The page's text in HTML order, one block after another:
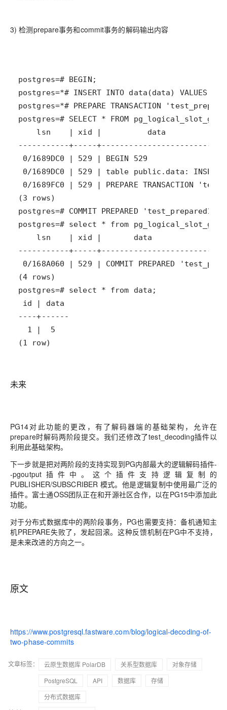
3)检测prepare事务和commit事务的解码输出内容
(1 row)
未来
PG14对此功能的更改，有了解码器端的基础架构，允许在
prepare时解码两阶段提交。我们还修改了test_decoding插件以
利用此基础架构。
下一步就是把对两阶段的支持实现到PG内部最大的逻辑解码插件-
-pgoutput插件中。这个插件支持逻辑复制的
PUBLISHER/SUBSCRIBER 模式。他是逻辑复制中使用最广泛的
插件。富士通OSS团队正在和开源社区合作，以在PG15中添加此
功能。
对于分布式数据库中的两阶段事务， PG也需要支持：备机通知主
机PREPARE失败了，发起回滚。这种反馈机制在PG中不支持，
是未来改进的方向之一。
原文
https://www.postgresql.fastware.com/blog/logical-decoding-of-
two-phase-commits
文章标签： 云原生数据库 PolarDB 关系型数据库
对象存储
PostgreSQL
API 数据库
存储
分布式数据库